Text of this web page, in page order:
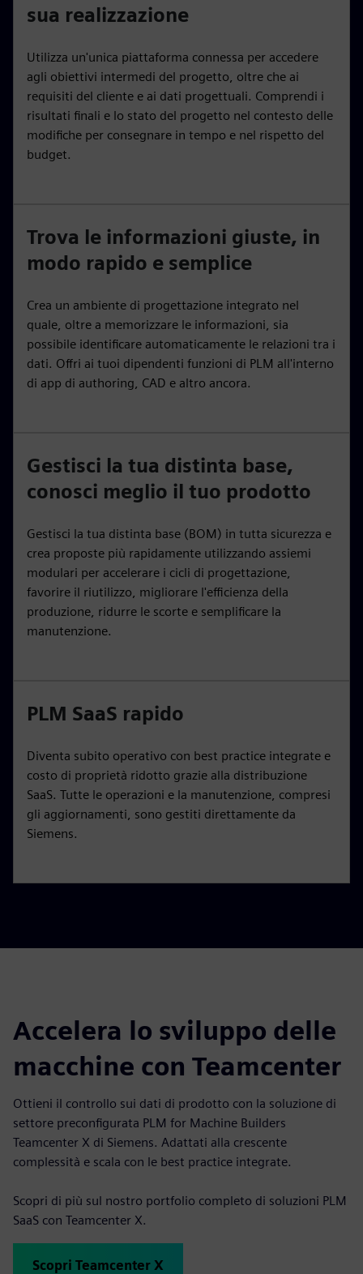
sua realizzazione
Utilizza un'unica piattaforma connessa per accedere
agli obiettivi intermedi del progetto, oltre che ai
requisiti del cliente e ai dati progettuali. Comprendi i
risultati finali e lo stato del progetto nel contesto delle
modifiche per consegnare in tempo e nel rispetto del
budget.
Trova le informazioni giuste, in
modo rapido e semplice
Crea un ambiente di progettazione integrato nel
quale, oltre a memorizzare le informazioni, sia
possibile identificare automaticamente le relazioni tra i
dati. Offri ai tuoi dipendenti funzioni di PLM all'interno
di app di authoring, CAD e altro ancora.
Gestisci la tua distinta base,
conosci meglio il tuo prodotto
Gestisci la tua distinta base (BOM) in tutta sicurezza e
crea proposte più rapidamente utilizzando assiemi
modulari per accelerare i cicli di progettazione,
favorire il riutilizzo, migliorare l'efficienza della
produzione, ridurre le scorte e semplificare la
manutenzione.
PLM SaaS rapido
Diventa subito operativo con best practice integrate e
costo di proprietà ridotto grazie alla distribuzione
SaaS. Tutte le operazioni e la manutenzione, compresi
gli aggiornamenti, sono gestiti direttamente da
Siemens.
Accelera lo sviluppo delle
macchine con Teamcenter
Ottieni il controllo sui dati di prodotto con la soluzione di
settore preconfigurata PLM for Machine Builders
Teamcenter X di Siemens. Adattati alla crescente
complessità e scala con le best practice integrate.
Scopri di più sul nostro portfolio completo di soluzioni PLM
SaaS con Teamcenter X.
Scopri Teamcenter X